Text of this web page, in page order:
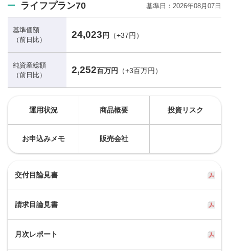
ライフプラン70 基準日 2026年08月07日
基準価額
（前日比）
24,023 円 （+37円）
純資産総額
（前日比）
2,252百万円 （+3百万円）
運用状況 商品概要 投資リスク
お申込みメモ 販売会社
交付目論見書
請求目論見書
月次レポート